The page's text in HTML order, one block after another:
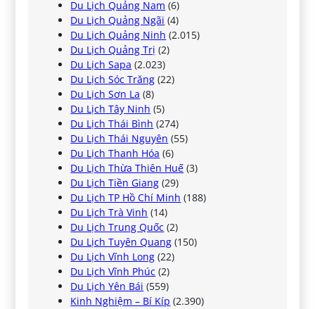
Du Lịch Quảng Nam (6)
Du Lịch Quảng Ngãi (4)
Du Lịch Quảng Ninh (2.015)
Du Lịch Quảng Trị (2)
Du Lịch Sapa (2.023)
Du Lịch Sóc Trăng (22)
Du Lịch Sơn La (8)
Du Lịch Tây Ninh (5)
Du Lịch Thái Bình (274)
Du Lịch Thái Nguyên (55)
Du Lịch Thanh Hóa (6)
Du Lịch Thừa Thiên Huế (3)
Du Lịch Tiền Giang (29)
Du Lịch TP Hồ Chí Minh (188)
Du Lịch Trà Vinh (14)
Du Lịch Trung Quốc (2)
Du Lịch Tuyên Quang (150)
Du Lịch Vĩnh Long (22)
Du Lịch Vĩnh Phúc (2)
Du Lịch Yên Bái (559)
Kinh Nghiệm – Bí Kíp (2.390)